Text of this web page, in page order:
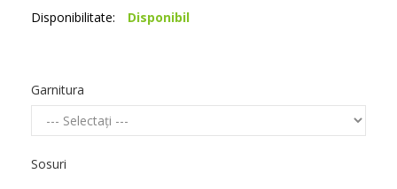
Disponibilitate:
Disponibil
Garnitura
Sosuri